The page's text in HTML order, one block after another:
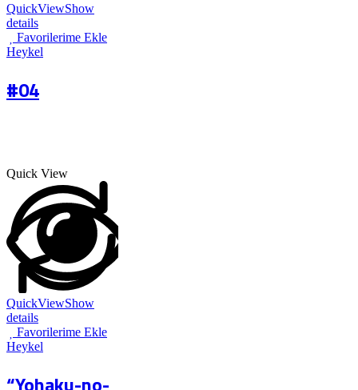
QuickViewShow
details
Favorilerime Ekle
Heykel
#04
Quick View
QuickViewShow
details
Favorilerime Ekle
Heykel